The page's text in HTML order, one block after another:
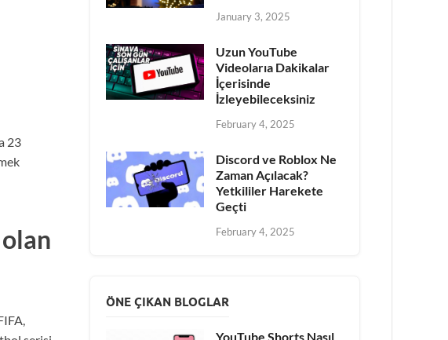
January 3, 2025
Uzun YouTube
Videolarıa Dakikalar
İçerisinde
İzleyebileceksiniz
February 4, 2025
Discord ve Roblox Ne
Zaman Açılacak?
Yetkililer Harekete
Geçti
February 4, 2025
ÖNE ÇIKAN BLOGLAR
YouTube Shorts Nasıl